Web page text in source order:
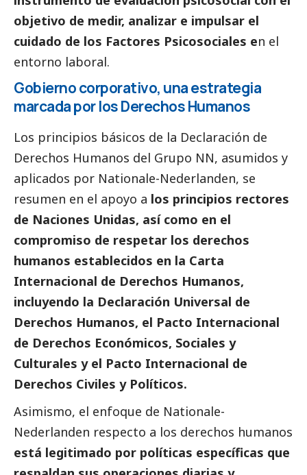
objetivo de medir, analizar e impulsar el
cuidado de los Factores Psicosociales en el
entorno laboral.
Gobierno corporativo, una estrategia
marcada por los Derechos Humanos
Los principios básicos de la Declaración de
Derechos Humanos del Grupo NN, asumidos y
aplicados por Nationale-Nederlanden, se
resumen en el apoyo a los principios rectores
de Naciones Unidas, así como en el
compromiso de respetar los derechos
humanos establecidos en la Carta
Internacional de Derechos Humanos,
incluyendo la Declaración Universal de
Derechos Humanos, el Pacto Internacional
de Derechos Económicos, Sociales y
Culturales y el Pacto Internacional de
Derechos Civiles y Políticos.
Asimismo, el enfoque de Nationale-
Nederlanden respecto a los derechos humanos
está legitimado por políticas específicas que